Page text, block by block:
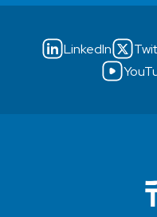
LinkedIn